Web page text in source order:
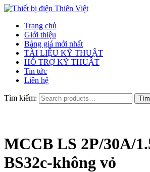
Trang chủ
Giới thiệu
Bảng giá mới nhất
TÀI LIỆU KỸ THUẬT
HỖ TRỢ KỸ THUẬT
Tin tức
Liên hệ
Tìm kiếm:
MCCB LS 2P/30A/
BS32c-không vỏ